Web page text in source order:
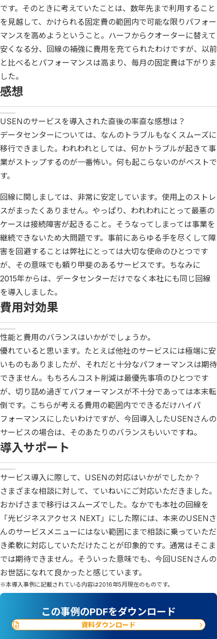
です。そのときに考えていたことは、数年先まで利用すること
を見越して、かけられる固定費の範囲内で可能な限りパフォー
マンスを高めようということ。ハーフからクオーターに替えて
安くなる分、回線の補強に費用を充てられたわけですが、以前
と比べるとパフォーマンスは高まり、毎月の固定費は下がりま
した。
感想
USENのサービスを導入された直後の率直な感想は？
データセンターについては、なんのトラブルもなくスムーズに
移行できました。われわれとしては、何かトラブルが起きて事
業がストップするのが一番怖い。何も起こらないのがベストで
す。
回線に関しましては、非常に安定しています。使用上のストレ
スがまったくありません。やっぱり、われわれにとって最悪の
ケースは接続障害が起きること。そうなってしまっては事業を
継続できないため大問題です。事前にあらゆる手を尽くして障
害を回避することは弊社にとっては大切な使命のひとつです
が、その意味でも頼り甲斐のあるサービスです。ちなみに
2015年からは、データセンターだけでなく本社にも同じ回線
を導入しました。
費用対効果
性能と費用のバランスはいかがでしょうか。
優れていると思います。たとえば他社のサービスには極端に安
いものもありましたが、それだと十分なパフォーマンスは期待
できません。もちろんコスト削減は最優先事項のひとつです
が、切り詰め過ぎてパフォーマンスが不十分であっては本末転
倒です。こちらが考える費用の範囲内でできるだけハイパ
フォーマンスにしたいわけですが、今回導入したUSENさんの
サービスの場合は、そのあたりのバランスもいいですね。
導入サポート
サービス導入に際して、USENの対応はいかがでしたか？
さまざまな相談に対して、ていねいにご対応いただきました。
おかげさまで移行はスムーズでした。なかでも本社の回線を
「光ビジネスアクセス NEXT」にした際には、本来のUSENさ
んのサービスメニューにはない範囲にまで相談に乗っていただ
き柔軟に対応していただけたことが印象的です。通常はそこま
では期待できません。そういった意味でも、今回USENさんの
お世話になれて良かったと感じています。
※本導入事例に記載されている内容は2016年5月現在のものです。
この事例のPDFをダウンロード
資料ダウンロード